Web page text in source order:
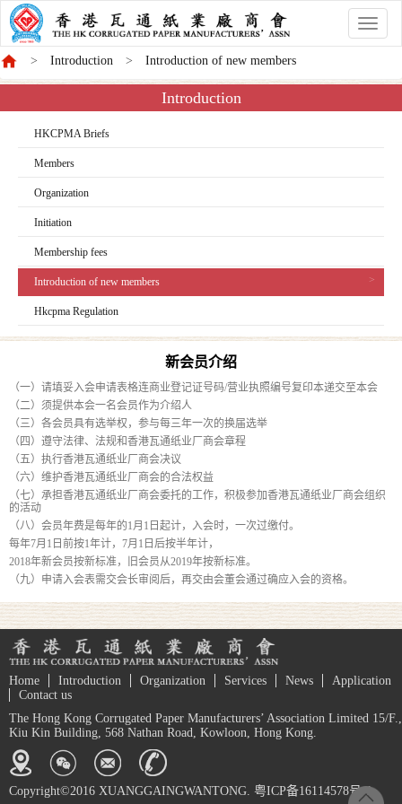
香
港
會
Introduction Introduction of new members
Introduction
HKCPMA Briefs
Members
Organization
Initiation
Membership fees
Introduction of new members
Hkcpma Regulation
新会员介绍
（一）请填妥入会申请表格连商业登记证号码/营业执照编号复印本递交至本会
（二）须提供本会一名会员作为介绍人
（三）各会员具有选举权，参与每三年一次的换届选举
（四）遵守法律、法规和香港瓦通纸业厂商会章程
（五）执行香港瓦通纸业厂商会决议
（六）维护香港瓦通纸业厂商会的合法权益
（七）承担香港瓦通纸业厂商会委托的工作，积极参加香港瓦通纸业厂商会组织
的活动
（八）会员年费是每年的1月1日起计，入会时，一次过缴付。
每年7月1日前按1年计，7月1日后按半年计，
2018年新会员按新标准，旧会员从2019年按新标准。
（九）申请入会表需交会长审阅后，再交由会董会通过确应入会的资格。
Home Introduction Organization Services News
Application
Contact us
The Hong Kong Corrugated Paper Manufacturers’ Association Limited 15/F.,
Kiu Kin Building, 568 Nathan Road, Kowloon, Hong Kong.
Copyright©2016 XUANGGAINGWANTONG. 粤ICP备16114578号-1